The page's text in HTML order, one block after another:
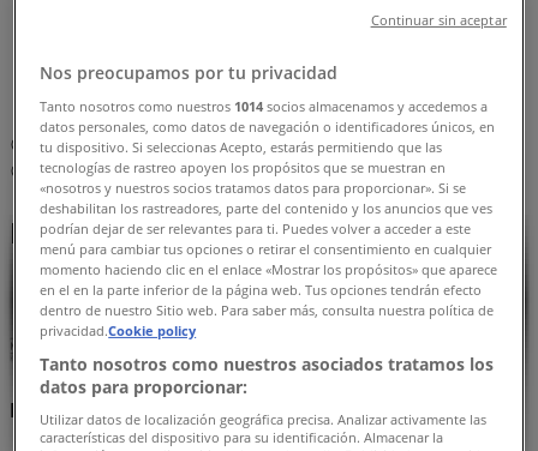
Masai | Limmareds Säteri 1
Karta
+46 3 257 19 18
Karta
+46 3 257 19 18
Masai Erbjudanden i Limmared
Masai
Nos preocupamos por tu privacidad
Tanto nosotros como nuestros 1014 socios almacenamos y accedemos a
datos personales, como datos de navegación o identificadores únicos, en
tu dispositivo. Si seleccionas Acepto, estarás permitiendo que las
tecnologías de rastreo apoyen los propósitos que se muestran en
«nosotros y nuestros socios tratamos datos para proporcionar». Si se
deshabilitan los rastreadores, parte del contenido y los anuncios que ves
podrían dejar de ser relevantes para ti. Puedes volver a acceder a este
menú para cambiar tus opciones o retirar el consentimiento en cualquier
momento haciendo clic en el enlace «Mostrar los propósitos» que aparece
en el en la parte inferior de la página web. Tus opciones tendrán efecto
dentro de nuestro Sitio web. Para saber más, consulta nuestra política de
privacidad.Cookie policy
Tanto nosotros como nuestros asociados tratamos los
datos para proporcionar:
Utilizar datos de localización geográfica precisa. Analizar activamente las
características del dispositivo para su identificación. Almacenar la
Continuar sin aceptar